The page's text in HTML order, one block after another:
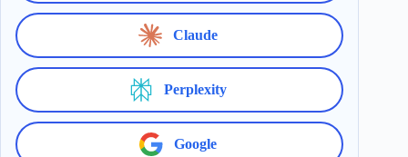
Claude
Perplexity
Google